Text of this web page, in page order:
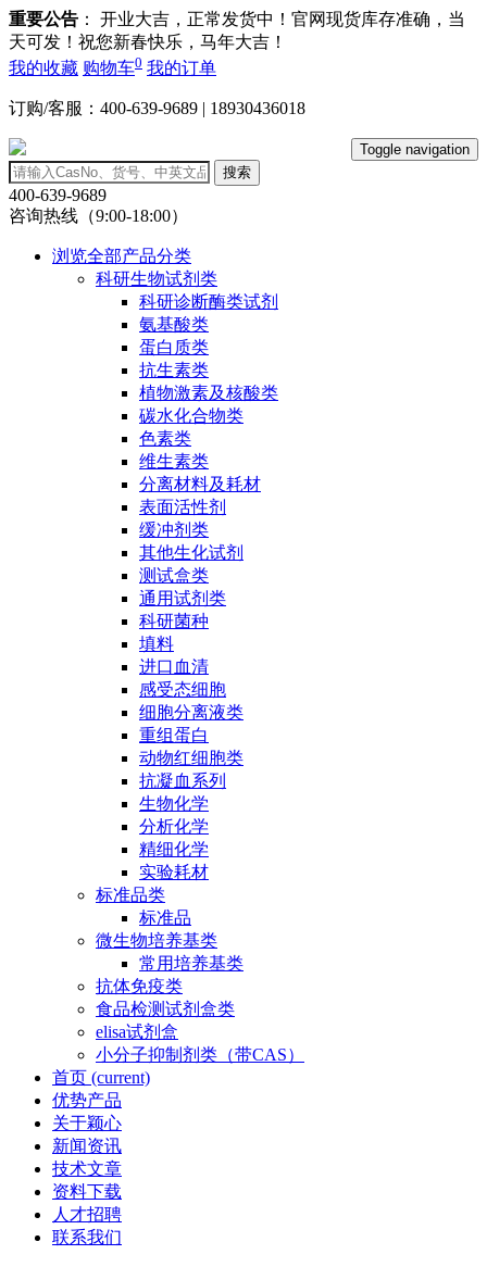
重要公告 ： 开业大吉，正常发货中！官网现货库存准确，当
天可发！祝您新春快乐，马年大吉！
我的收藏 购物车0 我的订单
订购/客服：400-639-9689 | 18930436018
Toggle navigation
搜索
400-639-9689
咨询热线（9:00-18:00）
浏览全部产品分类
科研生物试剂类
科研诊断酶类试剂
氨基酸类
蛋白质类
抗生素类
植物激素及核酸类
碳水化合物类
色素类
维生素类
分离材料及耗材
表面活性剂
缓冲剂类
其他生化试剂
测试盒类
通用试剂类
科研菌种
填料
进口血清
感受态细胞
细胞分离液类
重组蛋白
动物红细胞类
抗凝血系列
生物化学
分析化学
精细化学
实验耗材
标准品类
标准品
微生物培养基类
常用培养基类
抗体免疫类
食品检测试剂盒类
elisa试剂盒
小分子抑制剂类（带CAS）
首页 (current)
优势产品
关于颖心
新闻资讯
技术文章
资料下载
人才招聘
联系我们